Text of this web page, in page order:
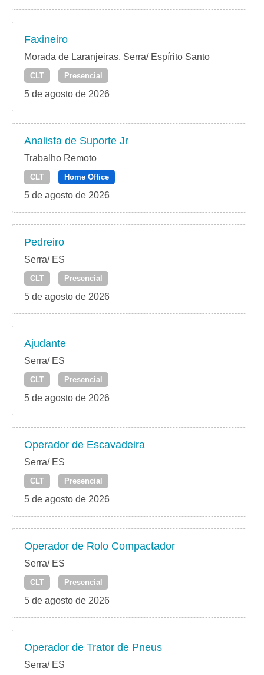
Faxineiro
Morada de Laranjeiras, Serra/ Espírito Santo
CLT Presencial
5 de agosto de 2026
Analista de Suporte Jr
Trabalho Remoto
CLT Home Office
5 de agosto de 2026
Pedreiro
Serra/ ES
CLT Presencial
5 de agosto de 2026
Ajudante
Serra/ ES
CLT Presencial
5 de agosto de 2026
Operador de Escavadeira
Serra/ ES
CLT Presencial
5 de agosto de 2026
Operador de Rolo Compactador
Serra/ ES
CLT Presencial
5 de agosto de 2026
Operador de Trator de Pneus
Serra/ ES